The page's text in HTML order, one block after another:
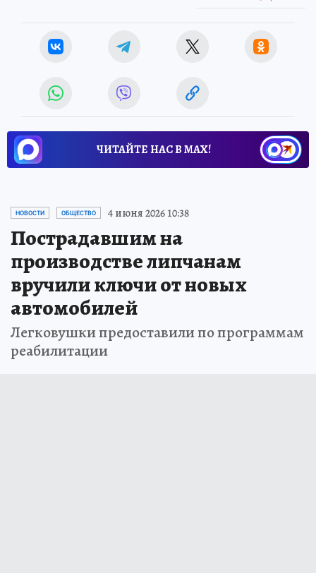
ЧИТАЙТЕ НАС В МАХ!
НОВОСТИ ОБЩЕСТВО 4 июня 2026 10:38
Пострадавшим на
производстве липчанам
вручили ключи от новых
автомобилей
Легковушки предоставили по программам
реабилитации